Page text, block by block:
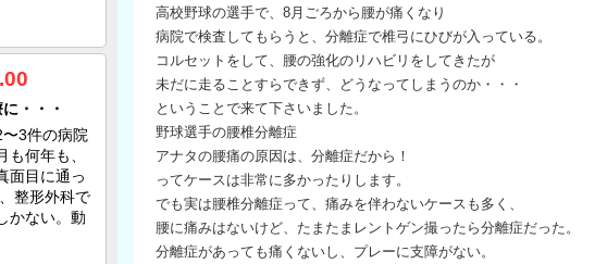
高校野球の選手で、8月ごろから腰が痛くなり
病院で検査してもらうと、分離症で椎弓にひびが入っている。
コルセットをして、腰の強化のリハビリをしてきたが
未だに走ることすらできず、どうなってしまうのか・・・
ということで来て下さいました。
野球選手の腰椎分離症
アナタの腰痛の原因は、分離症だから！
ってケースは非常に多かったりします。
でも実は腰椎分離症って、痛みを伴わないケースも多く、
腰に痛みはないけど、たまたまレントゲン撮ったら分離症だった。
分離症があっても痛くないし、プレーに支障がない。